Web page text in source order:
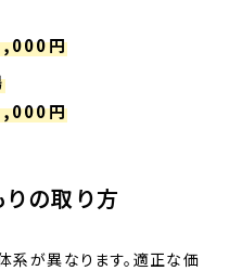
円
円
の取り方
系が異なります。適正な価